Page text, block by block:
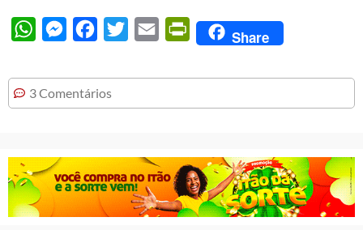
WhatsAppMessengerFacebook
Twitter Email PrintFriendly
Share
3 Comentários